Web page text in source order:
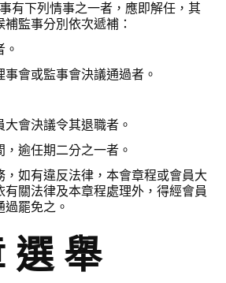
有下列情事之一者，應即解任，其
監事分別依次遞補：
會或監事會決議通過者。
會決議令其退職者。
逾任期二分之一者。
，如有違反法律，本會章程或會員大
關法律及本章程處理外，得經會員
過罷免之。
選 舉